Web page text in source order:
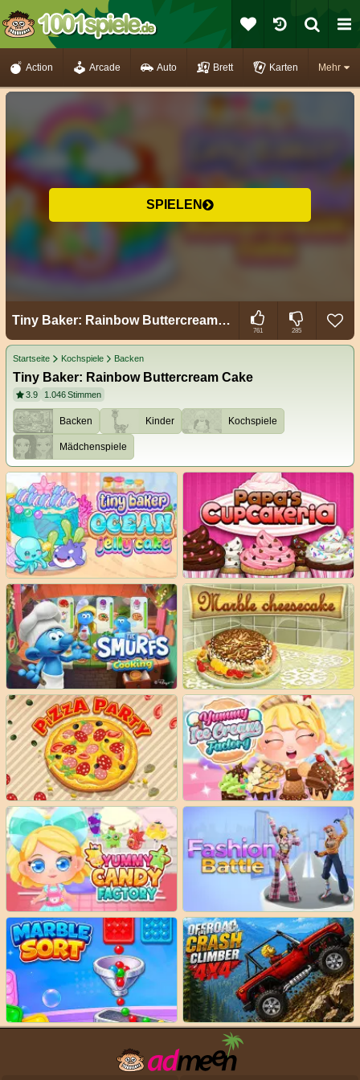
Mehr
Action Arcade Auto Brett Karten
SPIELEN
Tiny Baker: Rainbow Buttercream Cake
761 285
Startseite Kochspiele Backen
Tiny Baker: Rainbow Buttercream Cake
3.9 1.046Stimmen
Backen Kinder Kochspiele
Mädchenspiele